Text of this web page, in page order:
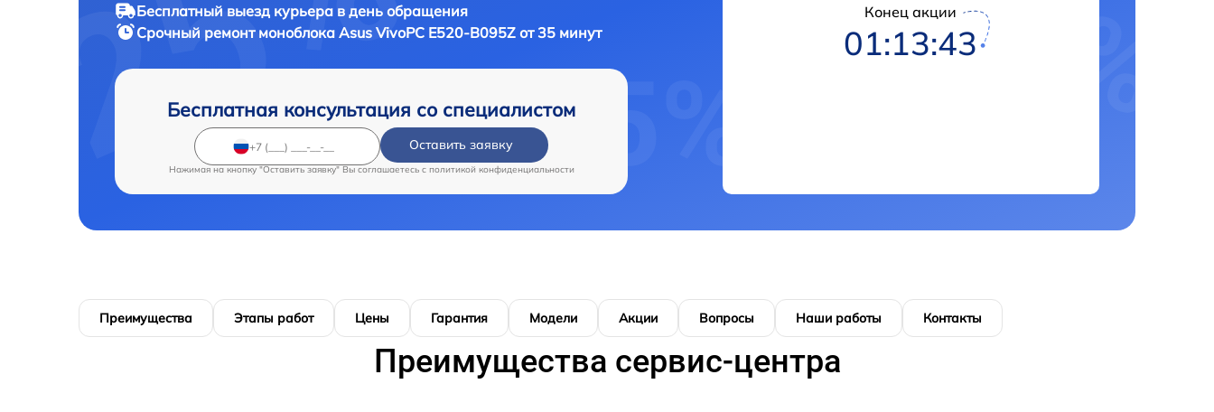
Бесплатный выезд курьера в день обращения
Срочный ремонт моноблока Asus VivoPC E520-B095Z от 35 минут
Бесплатная консультация со специалистом
Оставить заявку
Нажимая на кнопку "Оставить заявку" Вы соглашаетесь c политикой конфиденциальности
Конец акции
01:13:42
Преимущества Этапы работ Цены Гарантия Модели Акции Вопросы Наши работы Контакты
Преимущества сервис-центра